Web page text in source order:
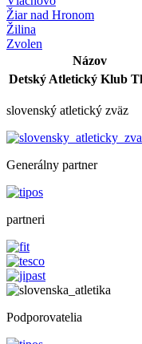
Žiar nad Hronom
Žilina
Zvolen
Názov
Detský Atletický Klub
slovenský atletický zväz
Generálny partner
partneri
Podporovatelia